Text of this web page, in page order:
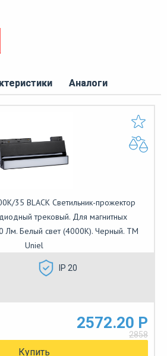
Аналоги
35 BLACK Светильник-прожектор
трековый. Для магнитных
Лм. Белый свет (4000К). Черный. ТМ
Uniel
IP 20
2572.20 Р
2858
Купить